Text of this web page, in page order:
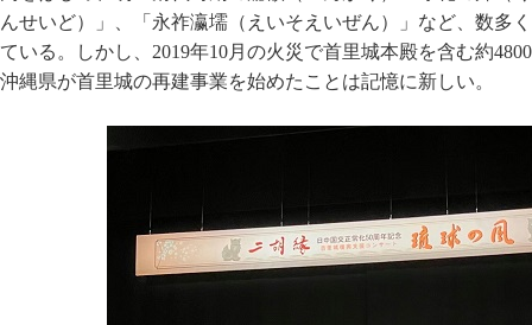
んせいど）」、「永祚瀛壖（えいそえいぜん）」など、数多
ている。しかし、2019年10月の火災で首里城本殿を含む約
沖縄県が首里城の再建事業を始めたことは記憶に新しい。